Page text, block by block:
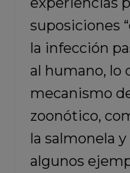
suposiciones
la infección
al humano, lo
mecanismo
zoonótico,
la salmonela
algunos